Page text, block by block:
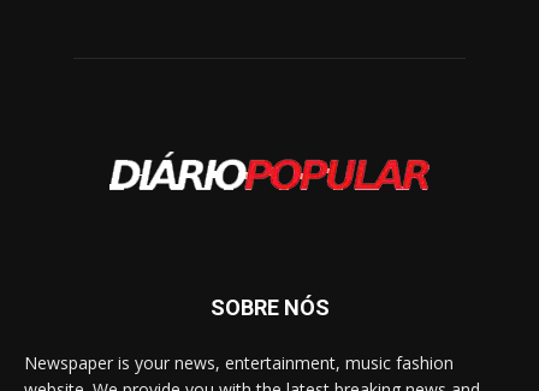
SOBRE NÓS
Newspaper is your news, entertainment, music fashion